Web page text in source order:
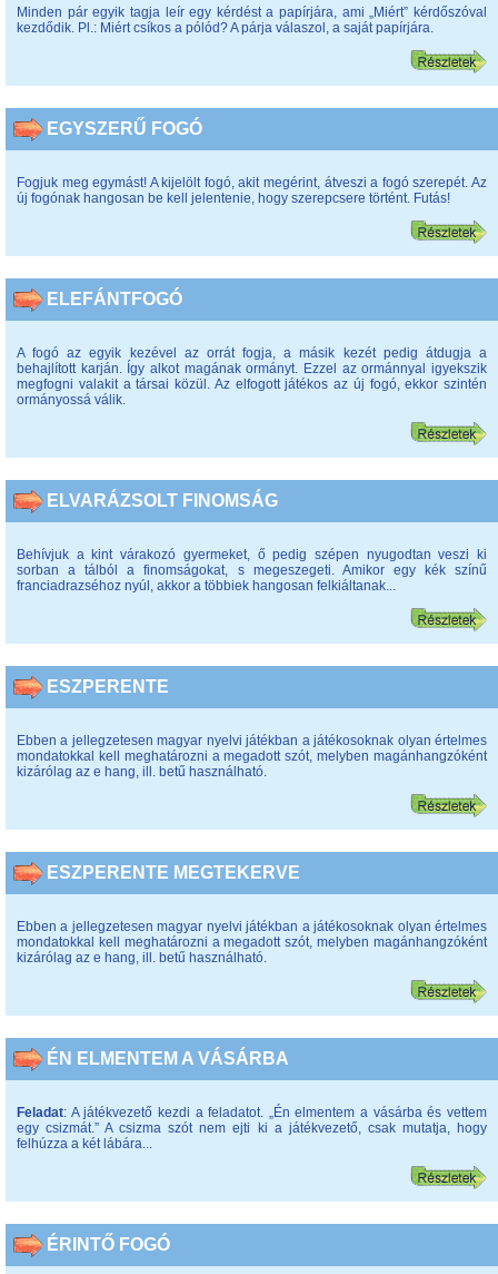
Minden pár egyik tagja leír egy kérdést a papírjára, ami „Miért” kérdőszóval
kezdődik. Pl.: Miért csíkos a pólód? A párja válaszol, a saját papírjára.
EGYSZERŰ FOGÓ
Fogjuk meg egymást! A kijelölt fogó, akit megérint, átveszi a fogó szerepét. Az
új fogónak hangosan be kell jelentenie, hogy szerepcsere történt. Futás!
ELEFÁNTFOGÓ
A fogó az egyik kezével az orrát fogja, a másik kezét pedig átdugja a
behajlított karján. Így alkot magának ormányt. Ezzel az ormánnyal igyekszik
megfogni valakit a társai közül. Az elfogott játékos az új fogó, ekkor szintén
ormányossá válik.
ELVARÁZSOLT FINOMSÁG
Behívjuk a kint várakozó gyermeket, ő pedig szépen nyugodtan veszi ki
sorban a tálból a finomságokat, s megeszegeti. Amikor egy kék színű
franciadrazséhoz nyúl, akkor a többiek hangosan felkiáltanak...
ESZPERENTE
Ebben a jellegzetesen magyar nyelvi játékban a játékosoknak olyan értelmes
mondatokkal kell meghatározni a megadott szót, melyben magánhangzóként
kizárólag az e hang, ill. betű használható.
ESZPERENTE MEGTEKERVE
Ebben a jellegzetesen magyar nyelvi játékban a játékosoknak olyan értelmes
mondatokkal kell meghatározni a megadott szót, melyben magánhangzóként
kizárólag az e hang, ill. betű használható.
ÉN ELMENTEM A VÁSÁRBA
Feladat: A játékvezető kezdi a feladatot. „Én elmentem a vásárba és vettem
egy csizmát.” A csizma szót nem ejti ki a játékvezető, csak mutatja, hogy
felhúzza a két lábára...
ÉRINTŐ FOGÓ